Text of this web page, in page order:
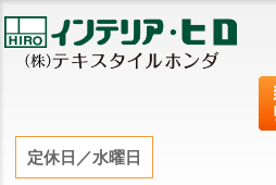
定休日／水曜日